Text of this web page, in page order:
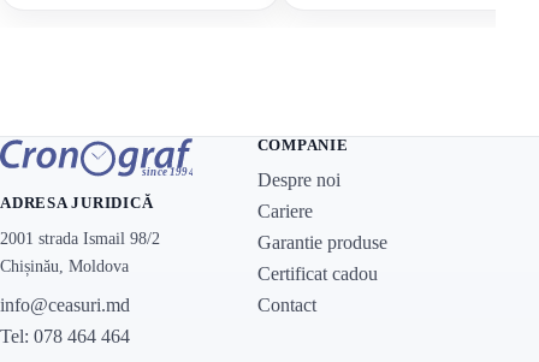
ADRESA JURIDICĂ
2001 strada Ismail 98/2
Chișinău, Moldova
info@ceasuri.md
Tel: 078 464 464
COMPANIE
Despre noi
Cariere
Garantie produse
Certificat cadou
Contact